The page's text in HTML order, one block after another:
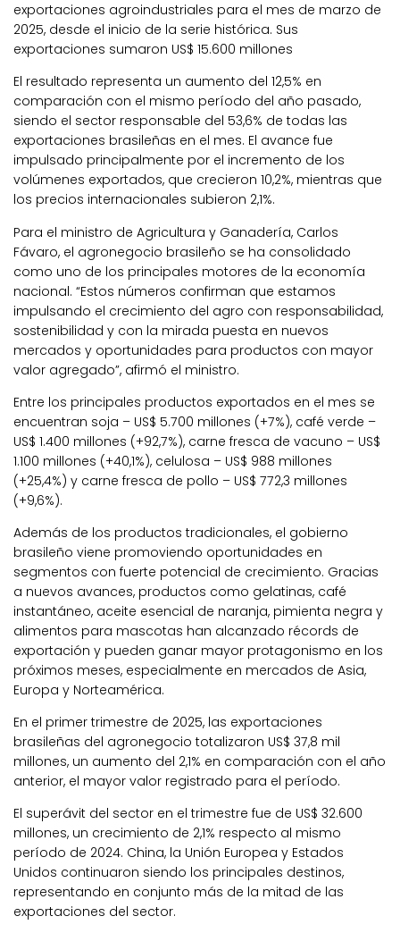
exportaciones agroindustriales para el mes de marzo de
2025, desde el inicio de la serie histórica. Sus
exportaciones sumaron US$ 15.600 millones
El resultado representa un aumento del 12,5% en
comparación con el mismo período del año pasado,
siendo el sector responsable del 53,6% de todas las
exportaciones brasileñas en el mes. El avance fue
impulsado principalmente por el incremento de los
volúmenes exportados, que crecieron 10,2%, mientras que
los precios internacionales subieron 2,1%.
Para el ministro de Agricultura y Ganadería, Carlos
Fávaro, el agronegocio brasileño se ha consolidado
como uno de los principales motores de la economía
nacional. “Estos números confirman que estamos
impulsando el crecimiento del agro con responsabilidad,
sostenibilidad y con la mirada puesta en nuevos
mercados y oportunidades para productos con mayor
valor agregado”, afirmó el ministro.
Entre los principales productos exportados en el mes se
encuentran soja – US$ 5.700 millones (+7%), café verde –
US$ 1.400 millones (+92,7%), carne fresca de vacuno – US$
1.100 millones (+40,1%), celulosa – US$ 988 millones
(+25,4%) y carne fresca de pollo – US$ 772,3 millones
(+9,6%).
Además de los productos tradicionales, el gobierno
brasileño viene promoviendo oportunidades en
segmentos con fuerte potencial de crecimiento. Gracias
a nuevos avances, productos como gelatinas, café
instantáneo, aceite esencial de naranja, pimienta negra y
alimentos para mascotas han alcanzado récords de
exportación y pueden ganar mayor protagonismo en los
próximos meses, especialmente en mercados de Asia,
Europa y Norteamérica.
En el primer trimestre de 2025, las exportaciones
brasileñas del agronegocio totalizaron US$ 37,8 mil
millones, un aumento del 2,1% en comparación con el año
anterior, el mayor valor registrado para el período.
El superávit del sector en el trimestre fue de US$ 32.600
millones, un crecimiento de 2,1% respecto al mismo
período de 2024. China, la Unión Europea y Estados
Unidos continuaron siendo los principales destinos,
representando en conjunto más de la mitad de las
exportaciones del sector.